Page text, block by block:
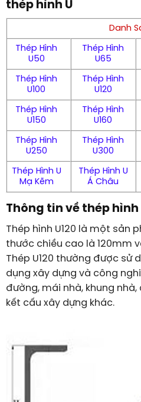
thép hình U
Danh
Thép Hình
U50
Thép Hình
U65
Thép Hình
U100
Thép Hình
U120
Thép Hình
U150
Thép Hình
U160
Thép Hình
U250
Thép Hình
U300
Thép Hình U
Mạ Kẽm
Thép Hình U
Á Châu
Thông tin về thép hình
Thép hình U120 là một sản
thước chiều cao là 120mm
Thép U120 thường được sử
dụng xây dựng và công
đường, mái nhà, khung
kết cấu xây dựng khác.